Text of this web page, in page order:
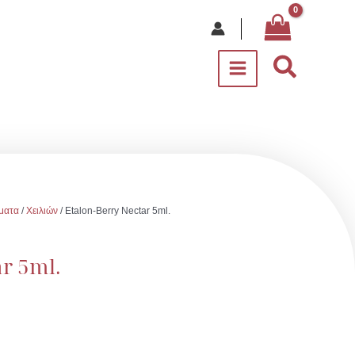
/Χειλιών/ Etalon-Berry Nectar 5ml.
5ml.